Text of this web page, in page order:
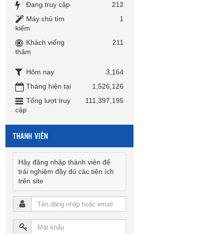
Đang truy cập
212
Máy chủ tìm
kiếm
1
Khách viếng
thăm
211
Hôm nay
3,164
Tháng hiện tại
1,526,126
Tổng lượt truy
cập
111,397,195
THÀNH VIÊN
Hãy đăng nhập thành viên để
trải nghiệm đầy đủ các tiện ích
trên site